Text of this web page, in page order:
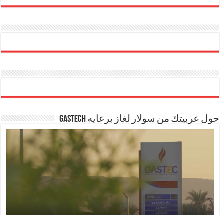
حول عربيتك من سولار لغاز برعايه GASTECH